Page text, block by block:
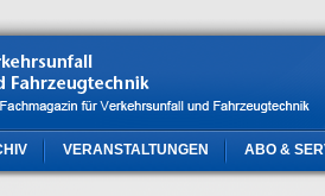
VERANSTALTUNGEN ABO &